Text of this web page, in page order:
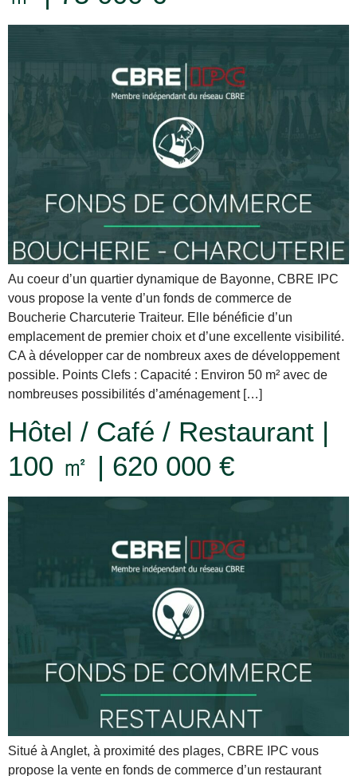
Au coeur d’un quartier dynamique de Bayonne, CBRE IPC
vous propose la vente d’un fonds de commerce de
Boucherie Charcuterie Traiteur. Elle bénéficie d’un
emplacement de premier choix et d’une excellente visibilité.
CA à développer car de nombreux axes de développement
possible. Points Clefs : Capacité : Environ 50 m² avec de
nombreuses possibilités d’aménagement […]
Hôtel / Café / Restaurant |
100 ㎡ | 620 000 €
Situé à Anglet, à proximité des plages, CBRE IPC vous
propose la vente en fonds de commerce d’un restaurant